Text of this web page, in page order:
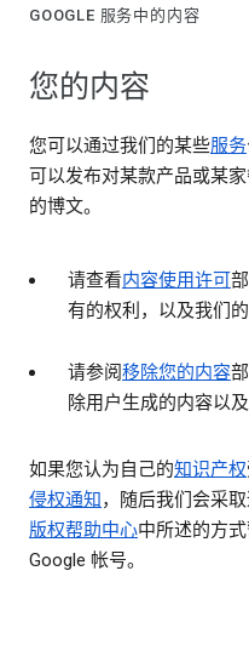
GOOGLE 服务中的内容
您的内容
您可以通过我们的某些服务
可以发布对某款产品或某
的博文。
请查看内容使用许可
有的权利，以及我们
请参阅移除您的内容
除用户生成的内容以
如果您认为自己的知识产权
侵权通知 ，随后我们会采
版权帮助中心中所述的方
Google 帐号。